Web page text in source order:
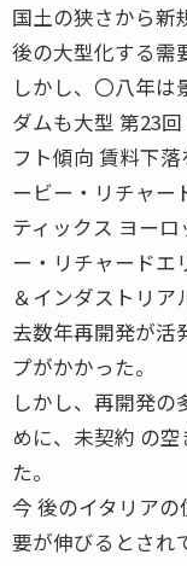
国土の狭さから新
後の大型化する需
しかし、〇八年
ダムも大型 第23
フト傾向 賃料下
ービー・リチャ
ティックス ヨー
ー・リチャード
＆インダスト
去数年再開発が活
プがかかった。
しかし、再開発の
めに、未契約 の
た。
今 後のイタリア
要が伸びるとされ